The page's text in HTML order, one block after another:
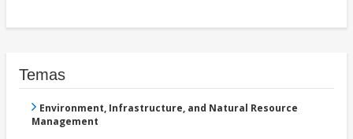
Temas
Environment, Infrastructure, and Natural Resource
Management